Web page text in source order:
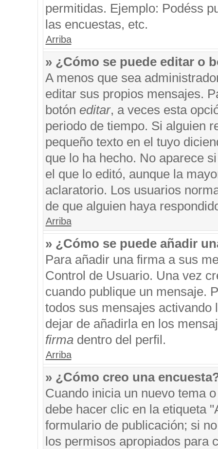
permitidas. Ejemplo: Podéss
las encuestas, etc.
Arriba
» ¿Cómo se puede editar o
A menos que sea
editar sus propios mensajes.
botón editar, a veces esta
periodo de tiempo. Si alguien
pequeño texto en el tuyo
que lo ha hecho. No aparece
el que lo editó, aunque la
aclaratorio. Los usuarios
de que alguien haya
Arriba
» ¿Cómo se puede añadir
Para añadir una firma a sus
Control de Usuario. Una vez
cuando publique un mensaje.
todos sus mensajes
dejar de añadirla en los
firmadentro del perfil.
Arriba
» ¿Cómo creo una
Cuando inicia un nuevo tema
debe hacer clic en la etiqueta
formulario de publicación; si
los permisos apropiados para